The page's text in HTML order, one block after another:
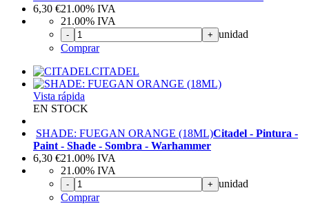
6,30 €21.00% IVA
21.00% IVA
- + unidad
Comprar
CITADEL
Vista rápida
EN STOCK
SHADE: FUEGAN ORANGE (18ML)Citadel - Pintura -
Paint - Shade - Sombra - Warhammer
6,30 €21.00% IVA
21.00% IVA
- + unidad
Comprar